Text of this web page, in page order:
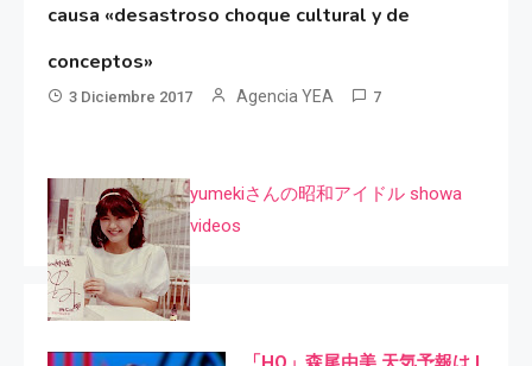
causa «desastroso choque cultural y de
conceptos»
3 Diciembre 2017 Agencia YEA 7
yumekiさんの昭和アイドル showa
videos